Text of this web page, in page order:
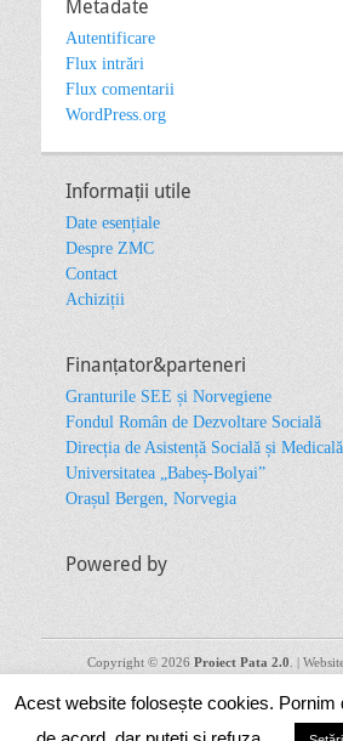
Metadate
Autentificare
Flux intrări
Flux comentarii
WordPress.org
Informații utile
Date esențiale
Despre ZMC
Contact
Achiziții
Finanțator&parteneri
Granturile SEE și Norvegiene
Fondul Român de Dezvoltare Socială
Direcția de Asistență Socială și Medicală
Universitatea „Babeș-Bolyai”
Orașul Bergen, Norvegia
Powered by
Copyright © 2026 Proiect Pata 2.0 . |
acestuia (text, fotografii, video) nu reflectă
de Program, a Punctului Național de
Acest website folosește cookies. Pornim